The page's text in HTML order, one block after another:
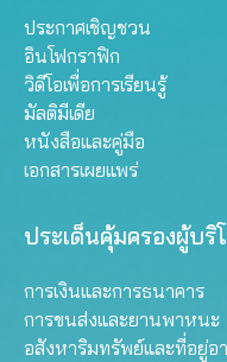
ประกาศเชิญชวน
อินโฟกราฟิก
วิดีโอเพื่อการเรียนรู้
มัลติมีเดีย
หนังสือและคู่มือ
เอกสารเผยแพร่
ประเด็นคุ้มครองผู้บริ
การเงินและการธนาคาร
การขนส่งและยานพาหนะ
อสังหาริมทรัพย์และที่อยู่อ